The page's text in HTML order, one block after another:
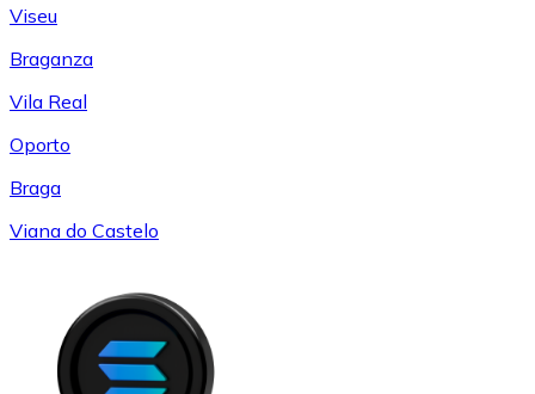
Viseu
Braganza
Vila Real
Oporto
Braga
Viana do Castelo